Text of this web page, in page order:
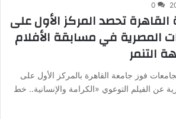
0
القاهرة تحصد المركز الأول على
المصرية في مسابقة الأفلام
التنمر
فوز جامعة القاهرة بالمركز الأول على
عن الفيلم التوعوي «الكرامة والإنسانية.. خط